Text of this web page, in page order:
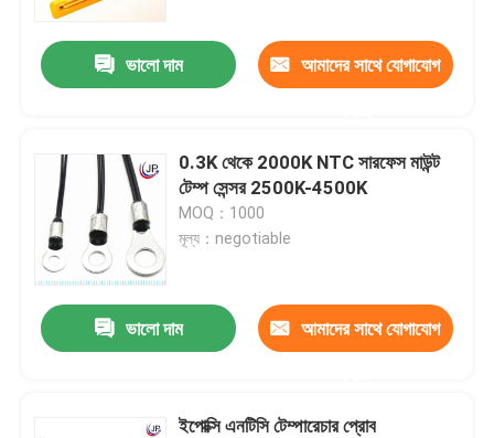
ভালো দাম আমাদের সাথে যোগাযোগ
0.3K থেকে 2000K NTC সারফেস মাউন্ট
টেম্প সেন্সর 2500K-4500K
MOQ：1000
মূল্য：negotiable
ভালো দাম আমাদের সাথে যোগাযোগ
ইপোক্সি এনটিসি টেম্পারেচার প্রোব